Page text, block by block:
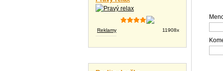
Reklamy 11908x